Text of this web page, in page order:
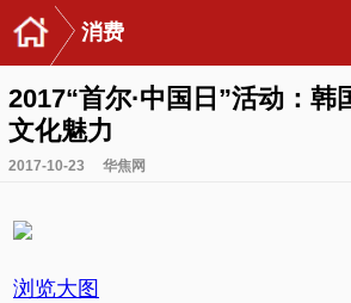
消费
2017“首尔·中国日”活动：韩
文化魅力
2017-10-23 华焦网
浏览大图